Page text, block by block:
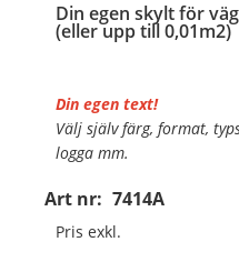
Din egen skylt för
(eller upp till 0,01m2)
Art nr: 7414A
Din egen text!
Välj själv färg, format,
logga mm.
Material:Plan
Mått:74x105mm (eller
Pris exkl.